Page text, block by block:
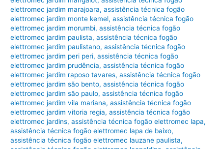
elettromec jardim marajoara,assistência técnica fogão
elettromec jardim monte kemel,assistência técnica fogão
elettromec jardim morumbi,assistência técnica fogão
elettromec jardim paulista,assistência técnica fogão
elettromec jardim paulistano,assistência técnica fogão
elettromec jardim peri peri,assistência técnica fogão
elettromec jardim prudência,assistência técnica fogão
elettromec jardim raposo tavares,assistência técnica fogão
elettromec jardim são bento,assistência técnica fogão
elettromec jardim são paulo,assistência técnica fogão
elettromec jardim vila mariana,assistência técnica fogão
elettromec jardim vitoria regia,assistência técnica fogão
elettromec jardins,assistência técnica fogão elettromec lapa,
assistência técnica fogão elettromec lapa de baixo,
assistência técnica fogão elettromec lauzane paulista,